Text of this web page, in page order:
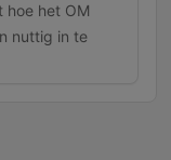
hoe het OM
nuttig in te